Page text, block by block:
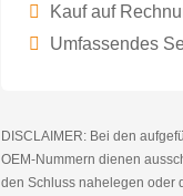
Kauf auf
Umfassendes
DISCLAIMER: Bei den
OEM-Nummern dienen
den Schluss nahelegen oder